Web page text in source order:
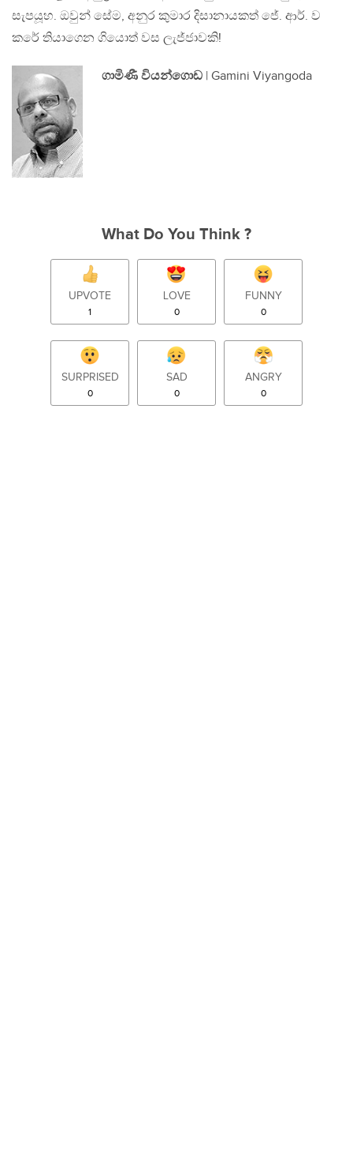
සැපයූහ. ඔවුන් සේම, අනුර කුමාර දිසානායකත් ජේ. ආර්. ව
කරේ තියාගෙන ගියොත් වස ලැජ්ජාවකි!
ගාමිණී වියන්ගොඩ | Gamini Viyangoda
What Do You Think ?
UPVOTE
1
LOVE
0
FUNNY
0
SURPRISED
0
SAD
0
ANGRY
0